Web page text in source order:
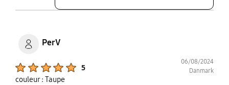
PerV
5
06/08/2024
Danmark
couleur : Taupe